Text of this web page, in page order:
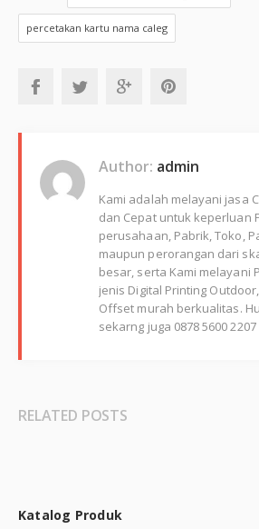
percetakan kartu nama caleg
Author: admin
Kami adalah melayani jasa
dan Cepat untuk keperluan
perusahaan, Pabrik, Toko,
maupun perorangan dari
besar, serta Kami melayani
jenis Digital Printing
Offset murah berkualitas.
sekarng juga 0878 5600 2207
RELATED POSTS
Katalog Produk